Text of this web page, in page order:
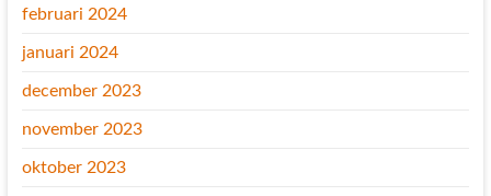
februari 2024
januari 2024
december 2023
november 2023
oktober 2023